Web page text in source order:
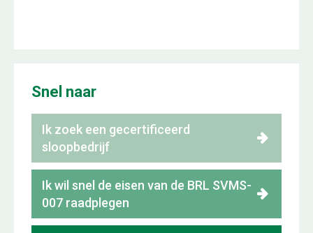
Snel naar
Ik zoek een gecertificeerd
sloopbedrijf
Ik wil snel de eisen van de BRL SVMS-
007 raadplegen